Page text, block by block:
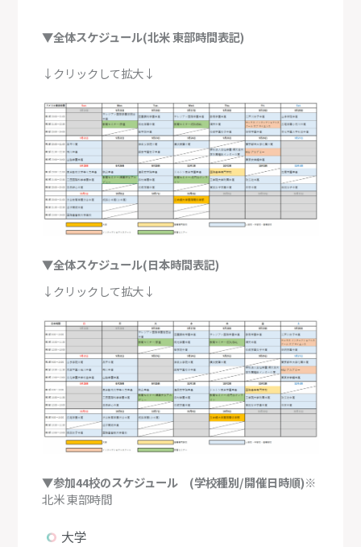
▼全体スケジュール(北米 東部時間表記)
↓クリックして拡大↓
▼全体スケジュール(日本時間表記)
↓クリックして拡大↓
▼参加44校のスケジュール (学校種別/開催日時順)※
北米 東部時間
大学